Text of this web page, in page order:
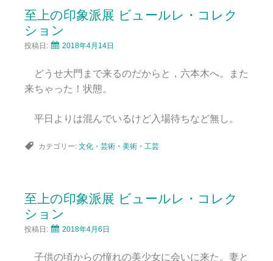
至上の印象派展 ビュールレ・コレク
ション
投稿日: 2018年4月14日
どうせ大門まで来るのだからと，六本木へ。また
来ちゃった！状態。
平日よりは混んでいるけど入場待ちなど無し。
カテゴリー: 文化・芸術・美術・工芸
至上の印象派展 ビュールレ・コレク
ション
投稿日: 2018年4月6日
子供の頃からの憧れの美少女に会いに来た。妻と